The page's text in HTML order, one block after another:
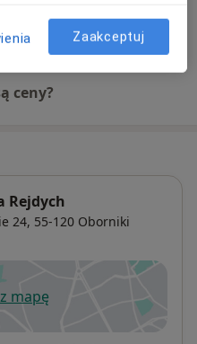
ceny?
Rejdych
24, 55-120 Oborniki
mapęsię w nowej karcie
Zaakceptuj